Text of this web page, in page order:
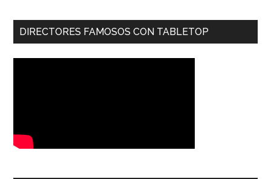
DIRECTORES FAMOSOS CON TABLETOP